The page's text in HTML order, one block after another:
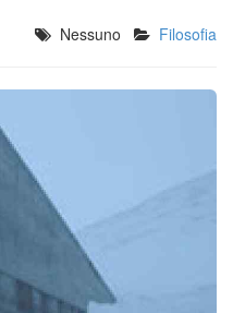
Nessuno
Filosofia